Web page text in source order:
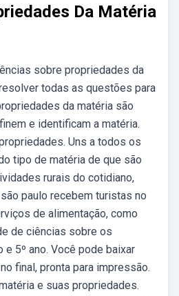
Da Matéria
sobre propriedades da
todas as questões para
da matéria são
e identificam a matéria.
Uns a todos os
tipo de matéria de que são
rurais do cotidiano,
paulo recebem turistas no
de alimentação, como
de ciências sobre os
e 5º ano. Você pode baixar
final, pronta para impressão.
e suas propriedades.